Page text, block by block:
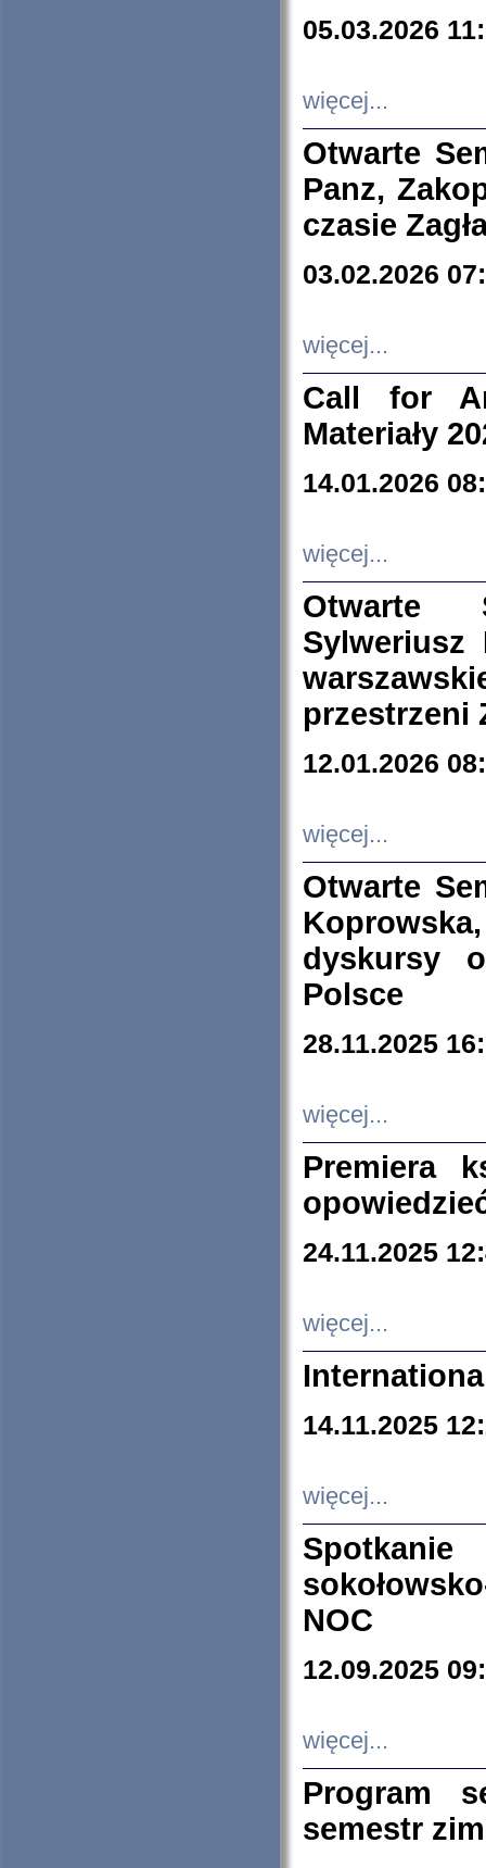
05.03.2026
więcej...
Otwarte
Panz,
czasie
03.02.2026
więcej...
Call for
Materiały
14.01.2026
więcej...
Otwarte
Sylweriusz
przestrzeni
12.01.2026
więcej...
Otwarte
dyskursy
Polsce
28.11.2025
więcej...
Premiera
24.11.2025
więcej...
14.11.2025
więcej...
NOC
12.09.2025
więcej...
Program
semestr